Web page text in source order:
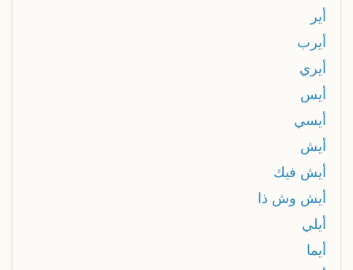
أير
أيرب
أيري
أيس
أيسي
أيش
أيش فيك
أيش وش ذا
أيلي
أيما